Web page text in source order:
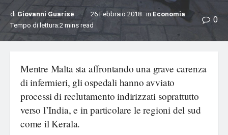
di Giovanni Guarise 26 Febbraio 2018 in Economia
Tempo di lettura:2 mins read
0
Mentre Malta sta affrontando una grave carenza
di infermieri, gli ospedali hanno avviato
processi di reclutamento indirizzati soprattutto
verso l’India, e in particolare le regioni del sud
come il Kerala.